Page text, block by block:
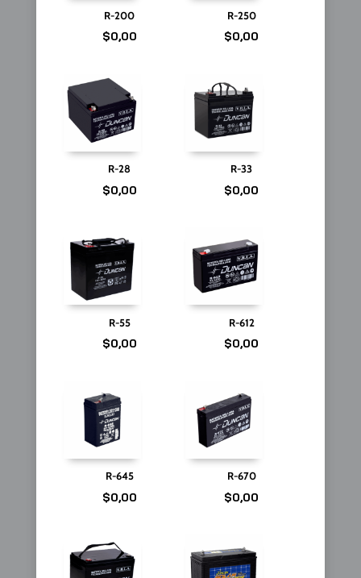
R-200
$0,00
R-250
$0,00
R-28
$0,00
R-33
$0,00
R-55
$0,00
R-612
$0,00
R-645
$0,00
R-670
$0,00